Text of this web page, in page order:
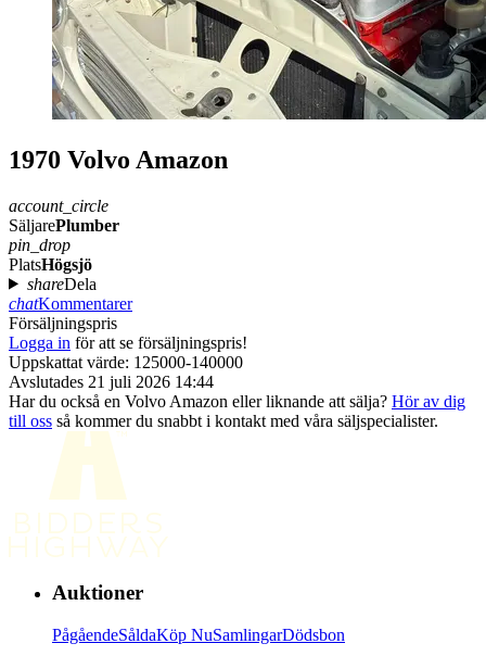
1970 Volvo Amazon
account_circle
SäljarePlumber
pin_drop
PlatsHögsjö
shareDela
chatKommentarer
Försäljningspris
Logga in för att se försäljningspris!
Uppskattat värde: 125000-140000
Avslutades 21 juli 2026 14:44
Har du också en Volvo Amazon eller liknande att sälja? Hör av dig
till oss så kommer du snabbt i kontakt med våra säljspecialister.
Auktioner
PågåendeSåldaKöp NuSamlingarDödsbon